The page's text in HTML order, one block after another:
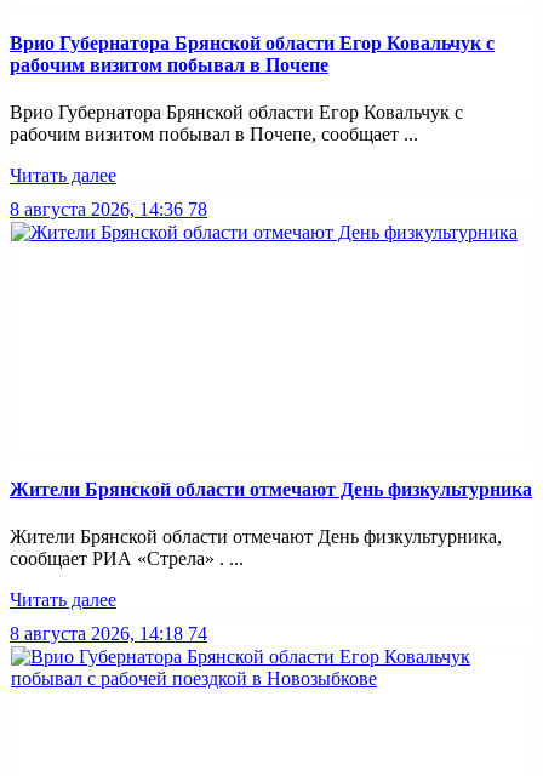
Врио Губернатора Брянской области Егор Ковальчук с
рабочим визитом побывал в Почепе
Врио Губернатора Брянской области Егор Ковальчук с
рабочим визитом побывал в Почепе, сообщает ...
Читать далее
8 августа 2026, 14:36 78
Жители Брянской области отмечают День физкультурника
Жители Брянской области отмечают День физкультурника,
сообщает РИА «Стрела» . ...
Читать далее
8 августа 2026, 14:18 74